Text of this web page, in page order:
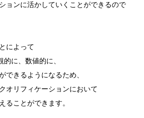
ョンに活かしていくことができるので
によって
に、数値的に、
できるようになるため、
オリフィケーションにおいて
ることができます。